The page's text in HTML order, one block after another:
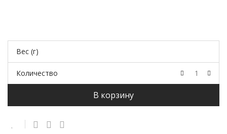
Вес (г)
Количество
В корзину